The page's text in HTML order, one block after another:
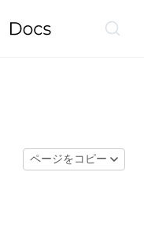
ページをコピー